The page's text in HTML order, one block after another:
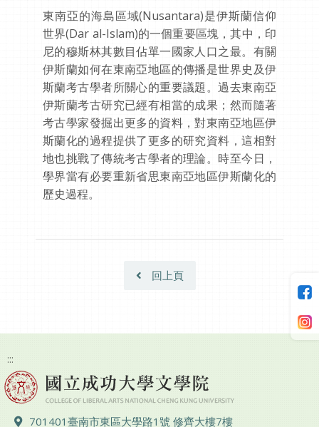
東南亞的海島區域(Nusantara)是伊斯蘭信仰
世界(Dar al-Islam)的一個重要區塊，其中，印
尼的穆斯林其數目佔單一國家人口之最。有關
伊斯蘭如何在東南亞地區的傳播是世界史及伊
斯蘭考古學者所關心的重要議題。過去東南亞
伊斯蘭考古研究已經有相當的成果；然而隨著
考古學家發掘出更多的資料，對東南亞地區伊
斯蘭化的過程提供了更多的研究資料，這相對
地也挑戰了傳統考古學者的理論。時至今日，
學界當有必要重新省思東南亞地區伊斯蘭化的
歷史過程。
回上頁
:::
地址 ：
701401臺南市東區大學路1號 修齊大樓7樓